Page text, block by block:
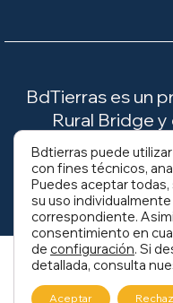
BdTierras es un
Rural Bridge
Ministerio para la
Reto
Bdtierras puede
con fines técnicos,
Puedes aceptar
su uso
correspondiente.
consentimiento en
de configuración. Si
detallada, consulta
Aceptar